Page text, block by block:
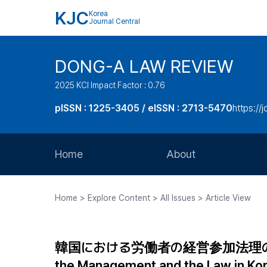
KJC Korea
Journal Central
DONG-A LAW REVIEW
2025 KCI Impact Factor : 0.76
pISSN : 1225-3405 / eISSN : 2713-5470https://
Home About
Journal Staff
Home > Explore Content > All Issues > Article View
韓国における労働者の経営参加法